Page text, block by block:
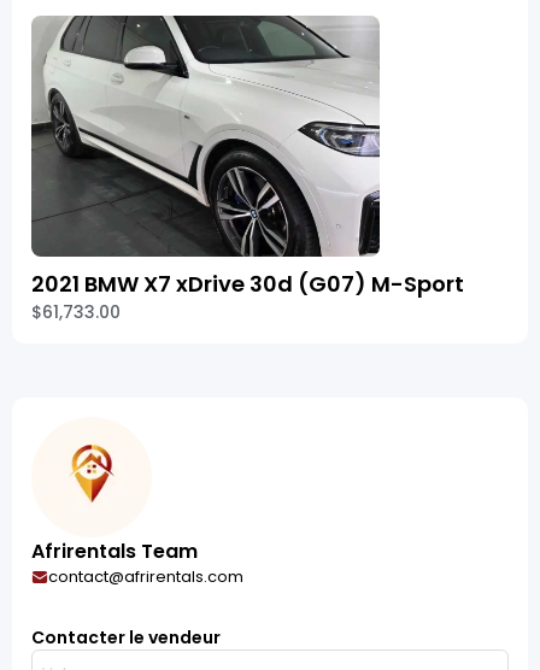
2021 BMW X7 xDrive 30d (G07) M-Sport
$61,733.00
Afrirentals Team
contact@afrirentals.com
Contacter le vendeur